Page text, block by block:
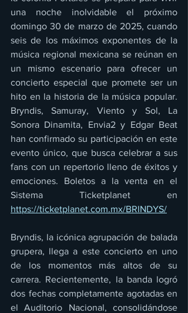
una noche inolvidable el próximo
domingo 30 de marzo de 2025, cuando
seis de los máximos exponentes de la
música regional mexicana se reúnan en
un mismo escenario para ofrecer un
concierto especial que promete ser un
hito en la historia de la música popular.
Bryndis, Samuray, Viento y Sol, La
Sonora Dinamita, Envia2 y Edgar Beat
han confirmado su participación en este
evento único, que busca celebrar a sus
fans con un repertorio lleno de éxitos y
emociones. Boletos a la venta en el
https://ticketplanet.com.mx/BRINDYS/
Bryndis, la icónica agrupación de balada
grupera, llega a este concierto en uno
de los momentos más altos de su
carrera. Recientemente, la banda logró
dos fechas completamente agotadas en
el Auditorio Nacional, consolidándose